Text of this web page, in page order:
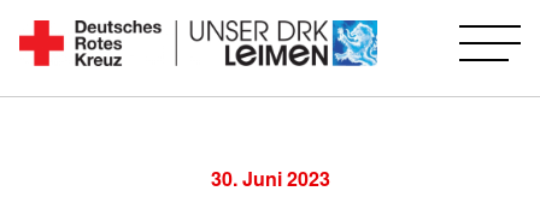
Zum
Inhalt
springen
1892
30. Juni 2023